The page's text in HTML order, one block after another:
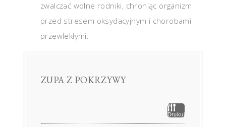
zwalczać wolne rodniki, chroniąc organizm
przed stresem oksydacyjnym i chorobami
przewlekłymi.
ZUPA Z POKRZYWY
Drukuj